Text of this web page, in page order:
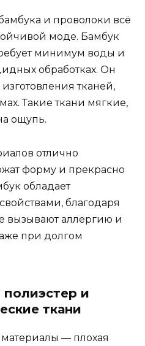
и проволоки всё
моде. Бамбук
минимум воды и
обработках. Он
тканей,
Такие ткани мягкие,
ощупь.
отлично
форму и прекрасно
обладает
благодаря
вызывают аллергию и
при долгом
и
ткани
— плохая